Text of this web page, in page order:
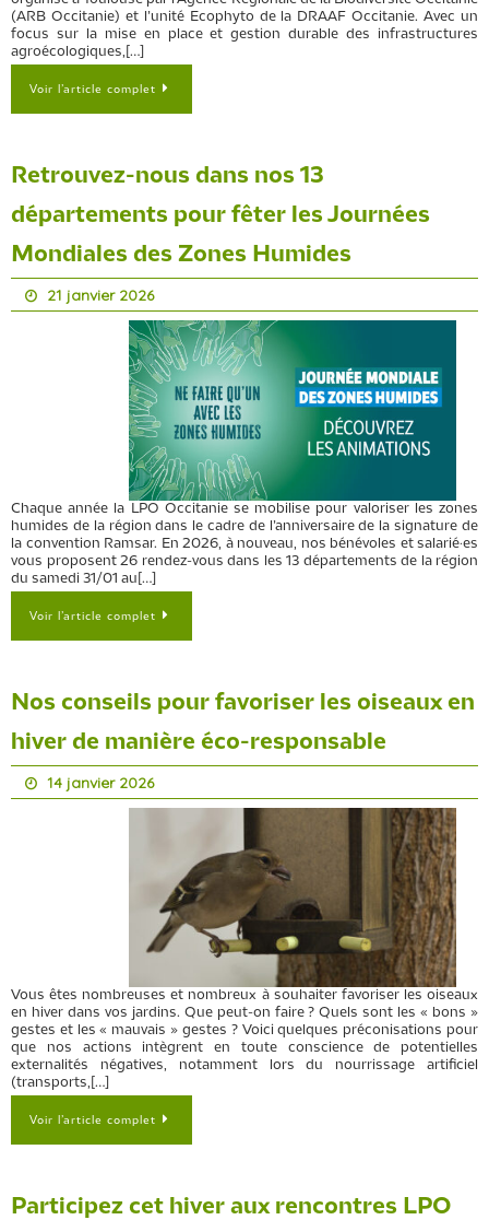
(ARB Occitanie) et l’unité Ecophyto de la DRAAF Occitanie. Avec un
focus sur la mise en place et gestion durable des infrastructures
agroécologiques,[…]
Voir l’article complet
Retrouvez-nous dans nos 13
départements pour fêter les Journées
Mondiales des Zones Humides
21 janvier 2026
Chaque année la LPO Occitanie se mobilise pour valoriser les zones
humides de la région dans le cadre de l’anniversaire de la signature de
la convention Ramsar. En 2026, à nouveau, nos bénévoles et salarié·es
vous proposent 26 rendez-vous dans les 13 départements de la région
du samedi 31/01 au[…]
Voir l’article complet
Nos conseils pour favoriser les oiseaux en
hiver de manière éco-responsable
14 janvier 2026
Vous êtes nombreuses et nombreux à souhaiter favoriser les oiseaux
en hiver dans vos jardins. Que peut-on faire ? Quels sont les « bons »
gestes et les « mauvais » gestes ? Voici quelques préconisations pour
que nos actions intègrent en toute conscience de potentielles
externalités négatives, notamment lors du nourrissage artificiel
(transports,[…]
Voir l’article complet
Participez cet hiver aux rencontres LPO